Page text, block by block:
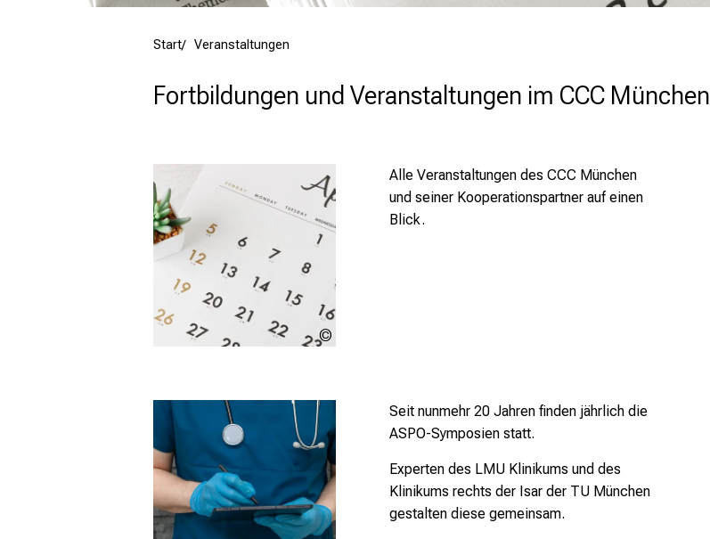
Start Veranstaltungen
Fortbildungen und Veranstaltungen im CCC München
Alle Veranstaltungen des CCC München
und seiner Kooperationspartner auf einen
Blick.
Seit nunmehr 20 Jahren finden jährlich die
ASPO-Symposien statt.
Experten des LMU Klinikums und des
Klinikums rechts der Isar der TU München
gestalten diese gemeinsam.